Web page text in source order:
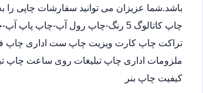
باشد.شما عزیزان می توانید سفارشات چاپی
چاپ کاتالوگ 5 رنگ-چاپ رول آپ-
تراکت چاپ کارت ویزیت چاپ ست اداری چاپ
ملزومات اداری چاپ تبلیغات روی ساعت چاپ
کیفیت چاپ بنر